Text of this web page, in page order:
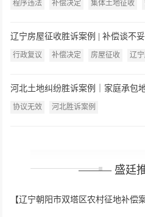
了？法院：缺乏法律依据，连同复
程序违法 补偿决定 集体土地征收
辽宁房屋征收胜诉案例 | 补偿谈不
府：认定事实不清、程序严重违法
行政复议 补偿决定 房屋征收 辽
河北土地纠纷胜诉案例｜家庭承包
效还是无效？法院：违反强制性规
协议无效 河北胜诉案例
——— 盛廷
【辽宁朝阳市双塔区农村征地补偿